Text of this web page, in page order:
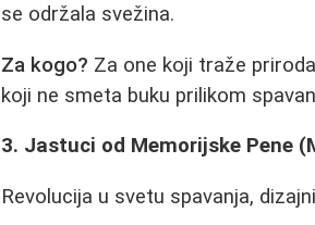
se održala svežina.
Za kogo? Za one koji traže
koji ne smeta buku prilikom
3. Jastuci od Memorijske Pene
Revolucija u svetu spavanja,